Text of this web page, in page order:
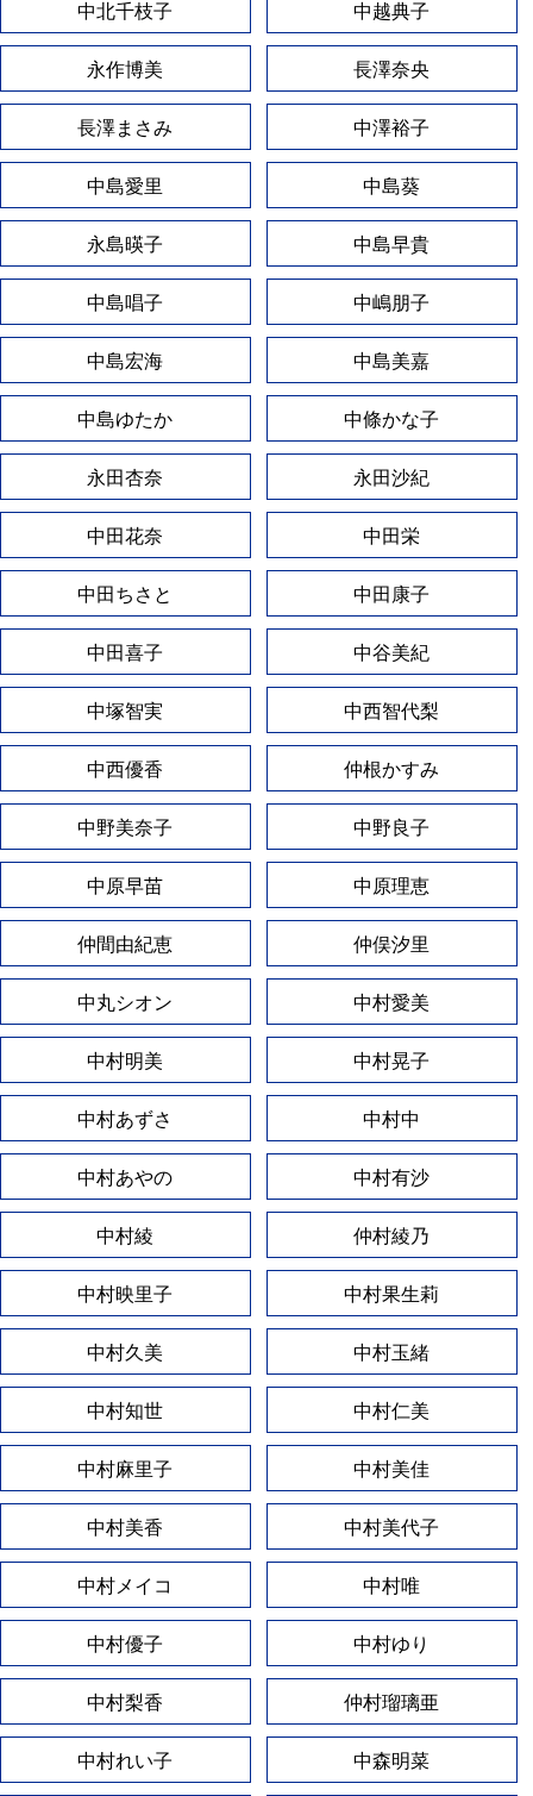
中北千枝子 中越典子
永作博美 長澤奈央
長澤まさみ 中澤裕子
中島愛里 中島葵
永島暎子 中島早貴
中島唱子 中嶋朋子
中島宏海 中島美嘉
中島ゆたか 中條かな子
永田杏奈 永田沙紀
中田花奈 中田栄
中田ちさと 中田康子
中田喜子 中谷美紀
中塚智実 中西智代梨
中西優香 仲根かすみ
中野美奈子 中野良子
中原早苗 中原理恵
仲間由紀恵 仲俣汐里
中丸シオン 中村愛美
中村明美 中村晃子
中村あずさ 中村中
中村あやの 中村有沙
中村綾 仲村綾乃
中村映里子 中村果生莉
中村久美 中村玉緒
中村知世 中村仁美
中村麻里子 中村美佳
中村美香 中村美代子
中村メイコ 中村唯
中村優子 中村ゆり
中村梨香 仲村瑠璃亜
中村れい子 中森明菜